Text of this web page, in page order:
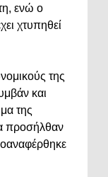
ενώ ο
χτυπηθεί
της
και
της
προσήλθαν